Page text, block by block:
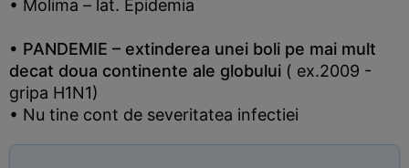
• Molima – lat. Epidemia
• PANDEMIE – extinderea unei boli pe mai mult
decat doua continente ale globului ( ex.2009 -
gripa H1N1)
• Nu tine cont de severitatea infectiei